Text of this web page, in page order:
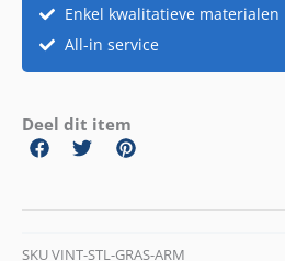
Enkel kwalitatieve materialen
All-in service
Deel dit item
SKUVINT-STL-GRAS-ARM